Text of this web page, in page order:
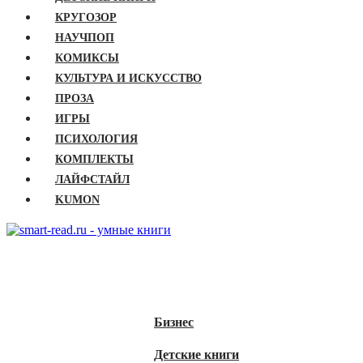
КРУГОЗОР
НАУЧПОП
КОМИКСЫ
КУЛЬТУРА И ИСКУССТВО
ПРОЗА
ИГРЫ
ПСИХОЛОГИЯ
КОМПЛЕКТЫ
ЛАЙФСТАЙЛ
KUMON
Бизнес
Детские книги